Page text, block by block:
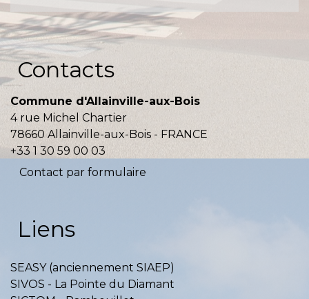
Contacts
Commune d'Allainville-aux-Bois
4 rue Michel Chartier
78660 Allainville-aux-Bois - FRANCE
+33 1 30 59 00 03
Contact par formulaire
Liens
SEASY (anciennement SIAEP)
SIVOS - La Pointe du Diamant